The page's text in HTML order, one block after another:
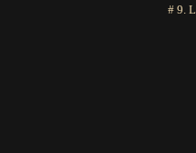
# 9.